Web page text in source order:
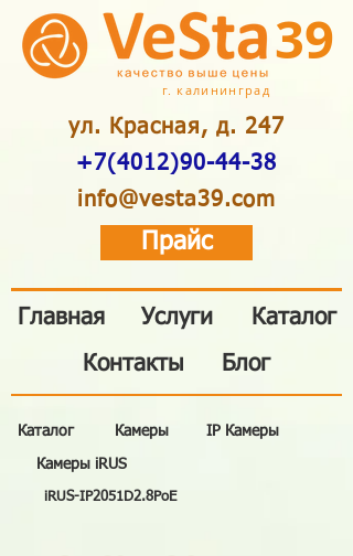
39
г. калининград
ул. Красная, д. 247
+7(4012)90-44-38
info@vesta39.com
Прайс
Главная
Услуги
Контакты
Каталог
Блог
Каталог Камеры
Камеры iRUS
iRUS-IP2051D2.8PoE
IP Камеры